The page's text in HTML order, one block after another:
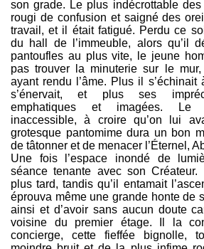
son grade. Le plus indécrottable
rougi de confusion et saigné des
travail, et il était fatigué. Perdu ce
du hall de l’immeuble, alors qu’il
pantoufles au plus vite, le jeune
pas trouver la minuterie sur le
ayant rendu l’âme. Plus il s’échinait
s’énervait, et plus ses
emphatiques et imagées. Le
inaccessible, à croire qu’on lui
grotesque pantomime dura un bon
de tâtonner et de menacer l’Éternel,
Une fois l’espace inondé de
séance tenante avec son Créateur.
plus tard, tandis qu’il entamait
éprouva même une grande honte de
ainsi et d’avoir sans aucun doute
voisine du premier étage. Il la
concierge, cette fieffée bignolle,